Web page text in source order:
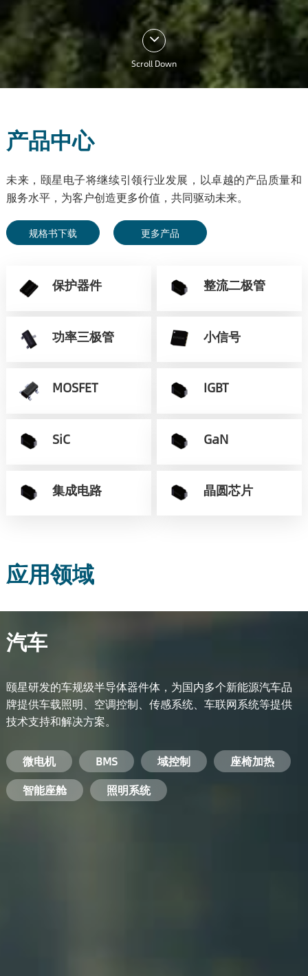
Scroll Down
产品中心
未来，颐星电子将继续引领行业发展，以卓越的产品质量和
服务水平，为客户创造更多价值，共同驱动未来。
规格书下载 更多产品
保护器件 整流二极管
功率三极管 小信号
MOSFET IGBT
SiC GaN
集成电路 晶圆芯片
应用领域
汽车
颐星研发的车规级半导体器件体，为国内多个新能源汽车品
牌提供车载照明、空调控制、传感系统、车联网系统等提供
技术支持和解决方案。
微电机 BMS 域控制
座椅加热
智能座舱
照明系统
电池管理系统
储能逆变器
工业电焊机 变频器
电机驱动
安防摄像头
开关电源 手机充电器
服务器电源
PC电源
电脑 手机 基站 机顶盒
智能农业 智能医疗
智能交通
智能家居